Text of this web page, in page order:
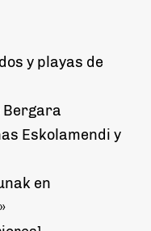
y playas de
Bergara
Eskolamendi y
en